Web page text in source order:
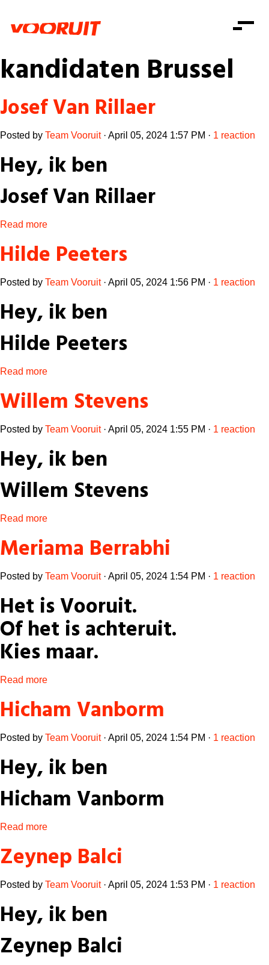
Koopkracht
Zorg
Welzijn
Consumentenbescherming
Pensioenen
Mission statement
Onze mensen
Standpunten
Vacatures
Dicht bij jou
Doe mee
Word lid
Shop
Zoeken
Doe mee
kandidaten Brussel
Josef Van Rillaer
Posted by Team Vooruit· April 05, 2024 1:57 PM · 1 reaction
Hey, ik ben
Josef Van Rillaer
Read more
Hilde Peeters
Posted by Team Vooruit· April 05, 2024 1:56 PM · 1 reaction
Hey, ik ben
Hilde Peeters
Read more
Willem Stevens
Posted by Team Vooruit· April 05, 2024 1:55 PM · 1 reaction
Hey, ik ben
Willem Stevens
Read more
Meriama Berrabhi
Posted by Team Vooruit· April 05, 2024 1:54 PM · 1 reaction
Het is Vooruit.
Of het is achteruit.
Kies maar.
Read more
Hicham Vanborm
Posted by Team Vooruit· April 05, 2024 1:54 PM · 1 reaction
Hey, ik ben
Hicham Vanborm
Read more
Zeynep Balci
Posted by Team Vooruit· April 05, 2024 1:53 PM · 1 reaction
Hey, ik ben
Zeynep Balci